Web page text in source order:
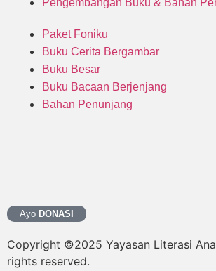
Pengembangan Buku & Bahan
Paket Foniku
Buku Cerita Bergambar
Buku Besar
Buku Bacaan Berjenjang
Bahan Penunjang
Ayo DONASI
Copyright ©2025 Yayasan Literasi
rights reserved.